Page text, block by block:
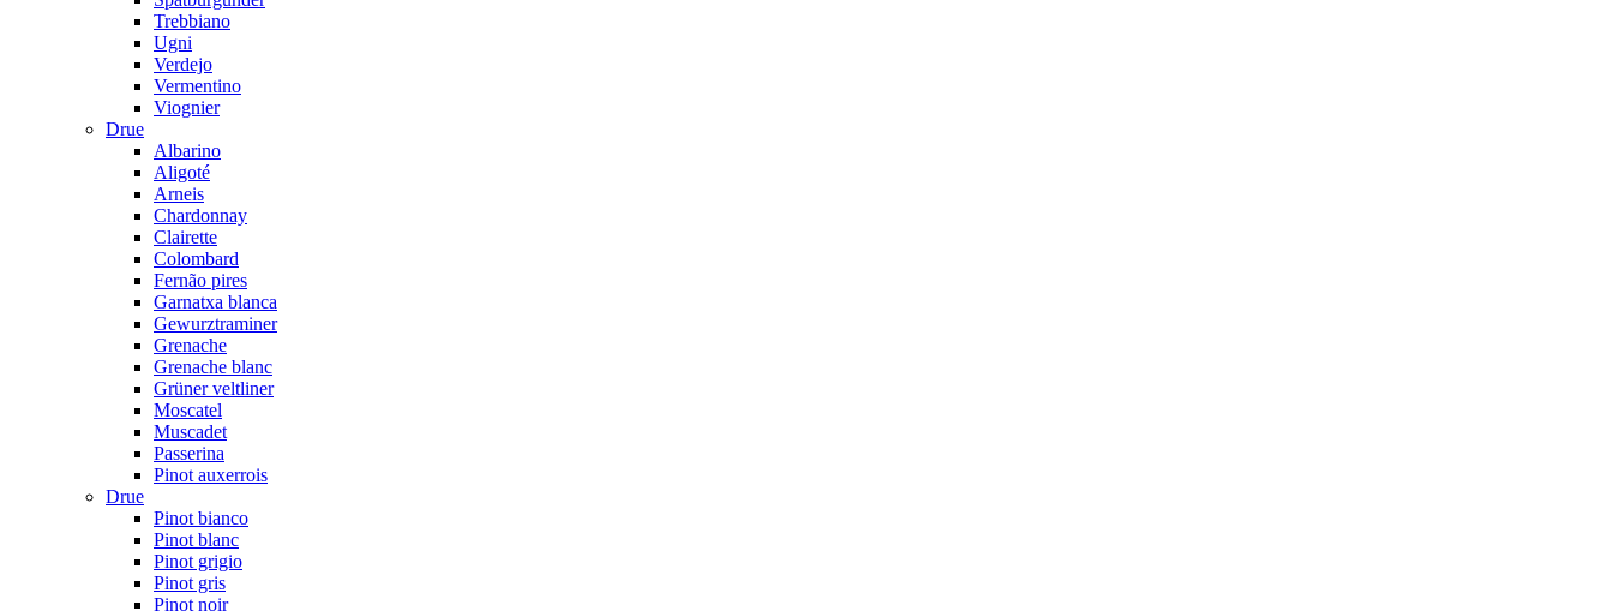
Trebbiano
Ugni
Verdejo
Vermentino
Viognier
Drue
Albarino
Aligoté
Arneis
Chardonnay
Clairette
Colombard
Fernão pires
Garnatxa blanca
Gewurztraminer
Grenache
Grenache blanc
Grüner veltliner
Moscatel
Muscadet
Passerina
Pinot auxerrois
Drue
Pinot bianco
Pinot blanc
Pinot grigio
Pinot gris
Pinot noir